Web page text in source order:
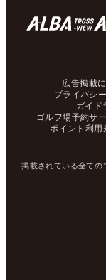
広告掲載
プライバシ
ガイド
ゴルフ場予約サ
ポイント利用
掲載されている全ての